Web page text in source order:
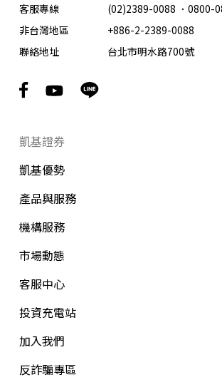
總公司
(02)2181-8888
10462台北市中山區明水路700號
09:00-16:00
10466台北市中山區明水路646號
在Google上查看
民權
(02)2504-3388
客服專線 (02)2389-0088 ． 0800-
非台灣地區
+886-2-2389-0088
聯絡地址
台北市明水路700號
凱基證券
凱基優勢
產品與服務
機構服務
市場動態
客服中心
投資充電站
加入我們
反詐騙專區